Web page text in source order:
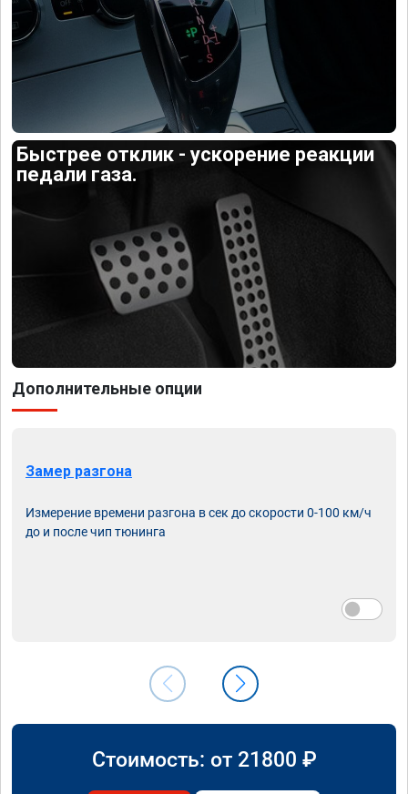
Быстрее отклик - ускорение реакции
педали газа.
Дополнительные опции
Замер разгона
Измерение времени разгона в сек до скорости 0-100 км/ч
до и после чип тюнинга
Стоимость: от 21800 ₽